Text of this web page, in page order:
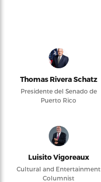
Thomas Rivera Schatz
Presidente del Senado de
Puerto Rico
Luisito Vigoreaux
Cultural and Entertainment
Columnist